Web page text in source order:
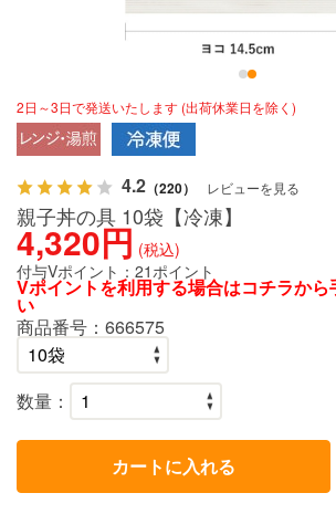
2日～3日で発送いたします (出荷休業日を除く)
4.2 （220） レビューを見る
親子丼の具 10袋【冷凍】
4,320円 (税込)
付与Vポイント： 21ポイント
Vポイントを利用する場合はコチラから
い
商品番号： 666575
数量：
カートに入れる